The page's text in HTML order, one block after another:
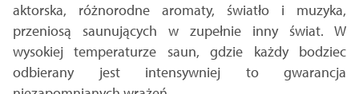
aktorska, różnorodne aromaty, światło i muzyka,
przeniosą saunujących w zupełnie inny świat. W
wysokiej temperaturze saun, gdzie każdy bodziec
odbierany jest intensywniej to gwarancja